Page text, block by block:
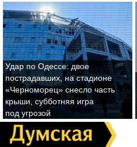
Удар по Одессе: двое
пострадавших, на стадионе
«Черноморец» снесло часть
крыши, субботняя игра
под угрозой